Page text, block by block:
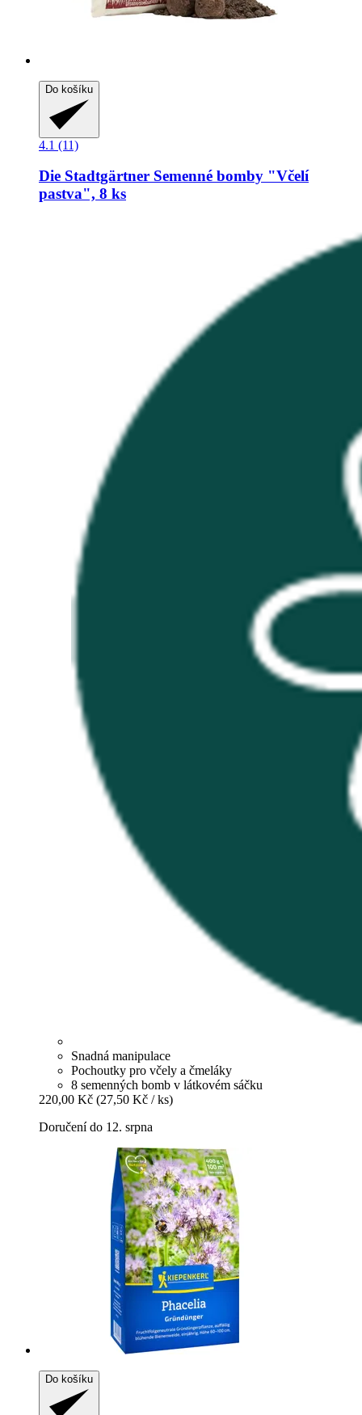
Do košíku
4.1 (11)
Die Stadtgärtner Semenné bomby "Včelí
pastva", 8 ks
Snadná manipulace
Pochoutky pro včely a čmeláky
8 semenných bomb v látkovém sáčku
220,00 Kč (27,50 Kč / ks)
Doručení do 12. srpna
Do košíku